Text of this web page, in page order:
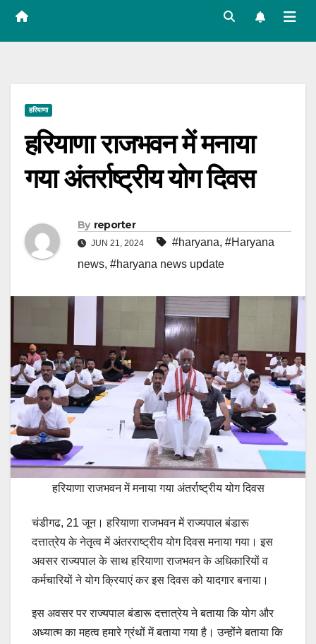
हरियाणा
हरियाणा राजभवन में मनाया
गया अंतर्राष्ट्रीय योग दिवस
By reporter
JUN 21, 2024 #haryana, #Haryana
news, #haryana news update
हरियाणा राजभवन में मनाया गया अंतर्राष्ट्रीय योग दिवस
चंडीगढ, 21 जून। हरियाणा राजभवन में राज्यपाल बंडारू
दत्तात्रेय के नेतृत्व में अंतरराष्ट्रीय योग दिवस मनाया गया। इस
अवसर राज्यपाल के साथ हरियाणा राजभवन के अधिकारियों व
कर्मचारियों ने योग क्रियाएं कर इस दिवस को यादगार बनाया।
इस अवसर पर राज्यपाल बंडारू दत्तात्रेय ने बताया कि योग और
अध्यात्म का महत्व हमारे ग्रंथों में बताया गया है। उन्होंने बताया कि